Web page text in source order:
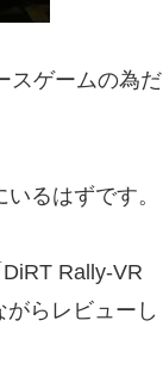
スゲームの為だ
るはずです。
Rally-VR
らレビューし